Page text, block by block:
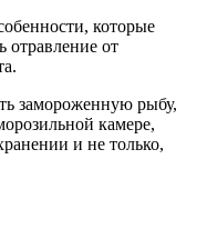
которые
отравление от
замороженную рыбу,
камере,
и не только,